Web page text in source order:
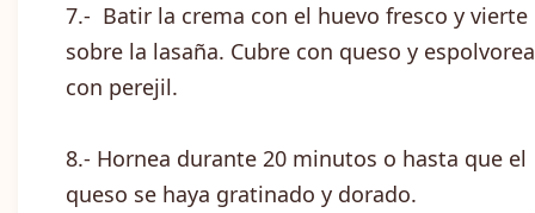
7.- Batir la crema con el huevo fresco y vierte
sobre la lasaña. Cubre con queso y espolvorea
con perejil.
8.- Hornea durante 20 minutos o hasta que el
queso se haya gratinado y dorado.